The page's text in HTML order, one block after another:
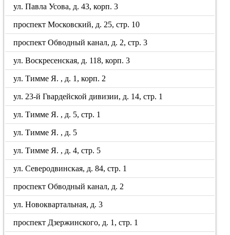
ул. Павла Усова, д. 43, корп. 3
проспект Московский, д. 25, стр. 10
проспект Обводный канал, д. 2, стр. 3
ул. Воскресенская, д. 118, корп. 3
ул. Тимме Я. , д. 1, корп. 2
ул. 23-й Гвардейской дивизии, д. 14, стр. 1
ул. Тимме Я. , д. 5, стр. 1
ул. Тимме Я. , д. 5
ул. Тимме Я. , д. 4, стр. 5
ул. Северодвинская, д. 84, стр. 1
проспект Обводный канал, д. 2
ул. Новоквартальная, д. 3
проспект Дзержинского, д. 1, стр. 1